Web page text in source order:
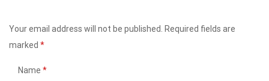
Your email address will not be published.
Required fields are
marked *
Name *